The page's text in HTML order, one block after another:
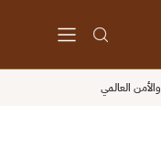
العالمي